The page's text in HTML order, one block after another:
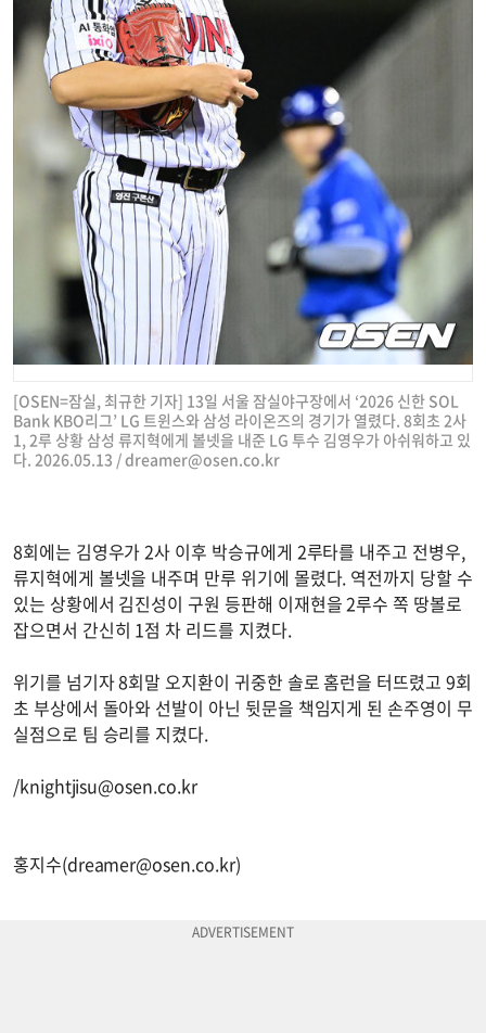
[OSEN=잠실, 최규한 기자] 13일 서울 잠실야구장에서 ‘2026 신한 SOL
Bank KBO리그’ LG 트윈스와 삼성 라이온즈의 경기가 열렸다. 8회초 2사
1, 2루 상황 삼성 류지혁에게 볼넷을 내준 LG 투수 김영우가 아쉬워하고 있
다. 2026.05.13 /dreamer@osen.co.kr
8회에는 김영우가 2사 이후 박승규에게 2루타를 내주고 전병우,
류지혁에게 볼넷을 내주며 만루 위기에 몰렸다. 역전까지 당할 수
있는 상황에서 김진성이 구원 등판해 이재현을 2루수 쪽 땅볼로
잡으면서 간신히 1점 차 리드를 지켰다.
위기를 넘기자 8회말 오지환이 귀중한 솔로 홈런을 터뜨렸고 9회
초 부상에서 돌아와 선발이 아닌 뒷문을 책임지게 된 손주영이 무
실점으로 팀 승리를 지켰다.
/knightjisu@osen.co.kr
홍지수(dreamer@osen.co.kr)